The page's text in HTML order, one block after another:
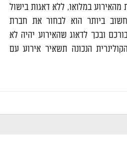
במלואו, ללא דאגות בישול
ביותר הוא לבחור את חברת
ובכך לדאוג שהאירוע יהיה לא
הנכונה תשאיר אירוע עם